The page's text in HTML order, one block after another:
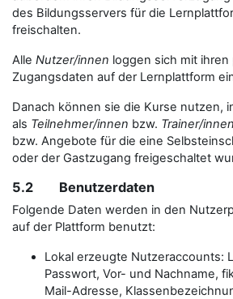
des Bildungsservers für die
freischalten.
Alle Nutzer/innen loggen sich mit
Zugangsdaten auf der Lernplattform
Danach können sie die Kurse nutzen,
als Teilnehmer/innen bzw. Trainer/innen
bzw. Angebote für die eine
oder der Gastzugang freigeschaltet
5.2 Benutzerdaten
Folgende Daten werden in den
auf der Plattform benutzt:
Lokal erzeugte Nutzeraccounts:
Passwort, Vor- und Nachname,
Mail-Adresse,